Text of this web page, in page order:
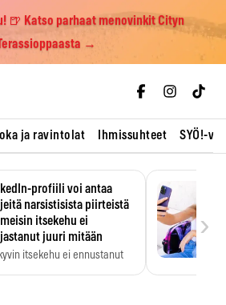
🍺 Katso parhaat menovinkit Cityn
→
ja ravintolat Ihmissuhteet SYÖ!-
profiili voi antaa
narsistisista piirteistä
itsekehu ei
juuri mitään
itsekehu ei ennustanut
›